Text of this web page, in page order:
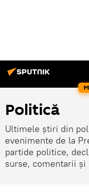
Politică
Ultimele știri din
evenimente de la
partide politice,
surse, comentarii și